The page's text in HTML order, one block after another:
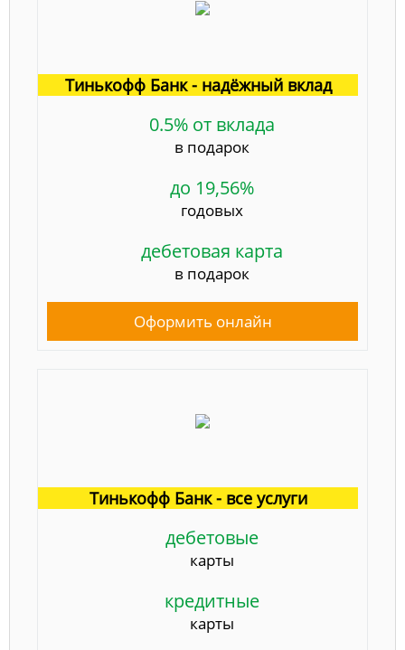
Тинькофф Банк - надёжный вклад
0.5% от вклада
в подарок
до 19,56%
годовых
дебетовая карта
в подарок
Оформить онлайн
Тинькофф Банк - все услуги
дебетовые
карты
кредитные
карты